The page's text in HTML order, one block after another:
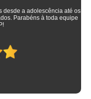
desde a adolescência até os
Parabéns à toda equipe